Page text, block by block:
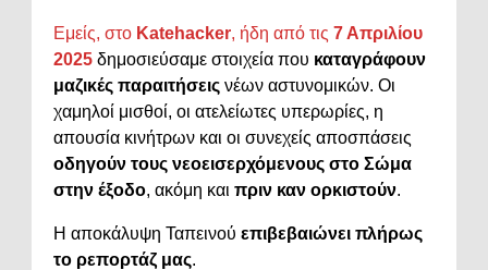
Εμείς, στο Katehacker, ήδη από τις 7 Απριλίου
2025 δημοσιεύσαμε στοιχεία που καταγράφουν
μαζικές παραιτήσεις νέων αστυνομικών. Οι
χαμηλοί μισθοί, οι ατελείωτες υπερωρίες, η
απουσία κινήτρων και οι συνεχείς αποσπάσεις
οδηγούν τους νεοεισερχόμενους στο Σώμα
στην έξοδο, ακόμη και πριν καν ορκιστούν.
Η αποκάλυψη Ταπεινού επιβεβαιώνει πλήρως
το ρεπορτάζ μας.